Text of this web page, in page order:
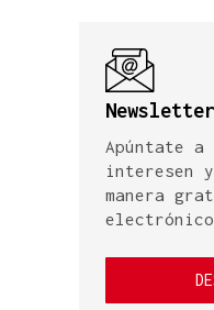
Apúntate a
interesen
manera
electrónico